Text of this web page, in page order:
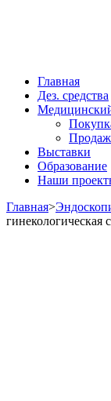
Главная
Дез. средства
Выставки
Образование
Наши
Главная>
гинекологическая